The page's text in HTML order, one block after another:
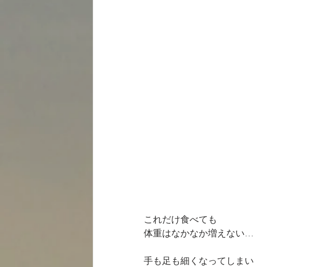
これだけ食べても
体重はなかなか増えない…
手も足も細くなってしまい